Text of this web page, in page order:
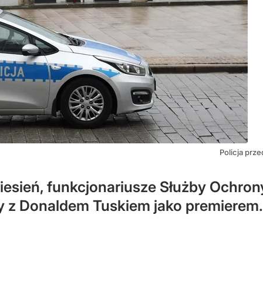
Policja
funkcjonariusze Służby
z Donaldem Tuskiem jako premierem.